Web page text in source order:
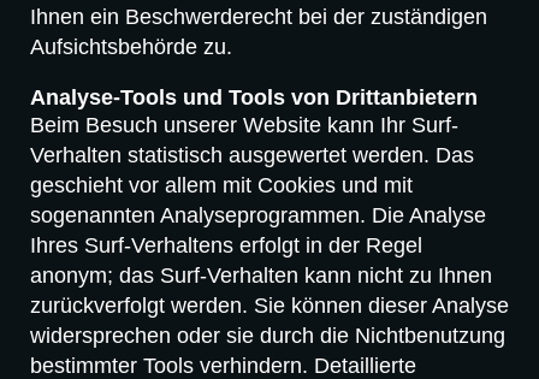
Ihnen ein Beschwerderecht bei der zuständigen
Aufsichtsbehörde zu.
Analyse-Tools und Tools von Drittanbietern
Beim Besuch unserer Website kann Ihr Surf-
Verhalten statistisch ausgewertet werden. Das
geschieht vor allem mit Cookies und mit
sogenannten Analyseprogrammen. Die Analyse
Ihres Surf-Verhaltens erfolgt in der Regel
anonym; das Surf-Verhalten kann nicht zu Ihnen
zurückverfolgt werden. Sie können dieser Analyse
widersprechen oder sie durch die Nichtbenutzung
bestimmter Tools verhindern. Detaillierte